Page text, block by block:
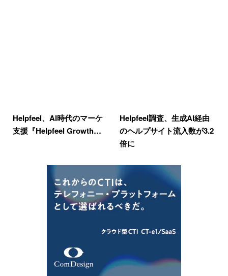
Helpfeel、AI時代のマーケ
支援『Helpfeel Growth…
Helpfeel調査、生成AI経由
のヘルプサイト流入数が3.2
倍に